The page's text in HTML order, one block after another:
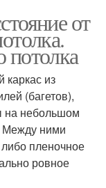
от
потолка
каркас из
(багетов),
на небольшом
Между ними
либо пленочное
ровное